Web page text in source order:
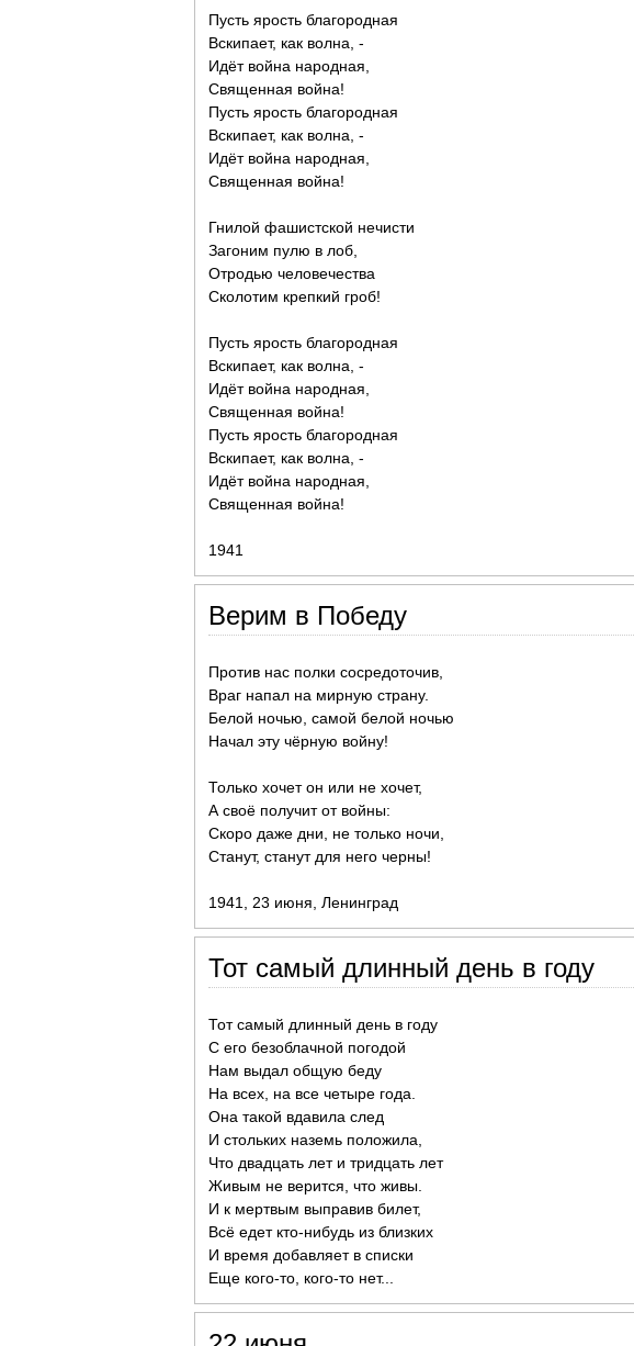
Пусть ярость благородная
Вскипает, как волна, -
Идёт война народная,
Священная война!
Пусть ярость благородная
Вскипает, как волна, -
Идёт война народная,
Священная война!
Гнилой фашистской нечисти
Загоним пулю в лоб,
Отродью человечества
Сколотим крепкий гроб!
Пусть ярость благородная
Вскипает, как волна, -
Идёт война народная,
Священная война!
Пусть ярость благородная
Вскипает, как волна, -
Идёт война народная,
Священная война!
1941
Верим в Победу
Против нас полки сосредоточив,
Враг напал на мирную страну.
Белой ночью, самой белой ночью
Начал эту чёрную войну!
Только хочет он или не хочет,
А своё получит от войны:
Скоро даже дни, не только ночи,
Станут, станут для него черны!
1941, 23 июня, Ленинград
Тот самый длинный день в году
Тот самый длинный день в году
С его безоблачной погодой
Нам выдал общую беду
На всех, на все четыре года.
Она такой вдавила след
И стольких наземь положила,
Что двадцать лет и тридцать лет
Живым не верится, что живы.
И к мертвым выправив билет,
Всё едет кто-нибудь из близких
И время добавляет в списки
Еще кого-то, кого-то нет...